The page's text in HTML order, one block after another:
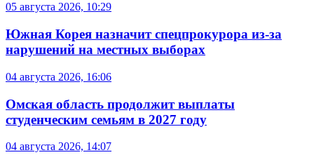
05 августа 2026, 10:29
Южная Корея назначит спецпрокурора из-за
нарушений на местных выборах
04 августа 2026, 16:06
Омская область продолжит выплаты
студенческим семьям в 2027 году
04 августа 2026, 14:07